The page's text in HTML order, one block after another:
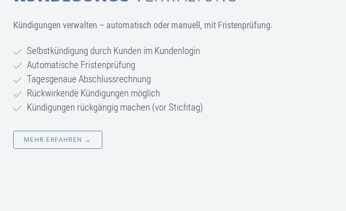
Kündigungen verwalten – automatisch oder manuell, mit Fristenprüfung.
Selbstkündigung durch Kunden im Kundenlogin
Automatische Fristenprüfung
Tagesgenaue Abschlussrechnung
Rückwirkende Kündigungen möglich
Kündigungen rückgängig machen (vor Stichtag)
MEHR ERFAHREN →